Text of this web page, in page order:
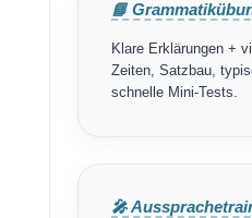
📘
Klare Erklärungen +
Zeiten, Satzbau,
schnelle Mini-Tests.
🎤